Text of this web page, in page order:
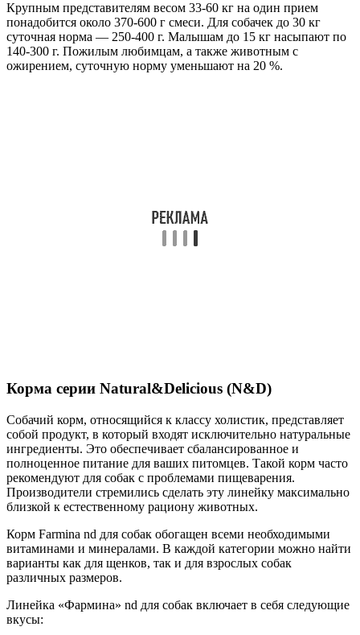
Крупным представителям весом 33-60 кг на один прием
понадобится около 370-600 г смеси. Для собачек до 30 кг
суточная норма — 250-400 г. Малышам до 15 кг насыпают по
140-300 г. Пожилым любимцам, а также животным с
ожирением, суточную норму уменьшают на 20 %.
Корма серии Natural&Delicious (N&D)
Собачий корм, относящийся к классу холистик, представляет
собой продукт, в который входят исключительно натуральные
ингредиенты. Это обеспечивает сбалансированное и
полноценное питание для ваших питомцев. Такой корм часто
рекомендуют для собак с проблемами пищеварения.
Производители стремились сделать эту линейку максимально
близкой к естественному рациону животных.
Корм Farmina nd для собак обогащен всеми необходимыми
витаминами и минералами. В каждой категории можно найти
варианты как для щенков, так и для взрослых собак
различных размеров.
Линейка «Фармина» nd для собак включает в себя следующие
вкусы: